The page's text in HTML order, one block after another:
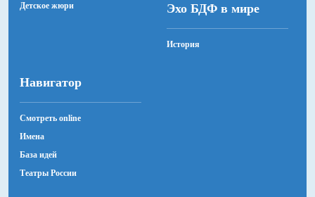
Детское жюри
Эхо БДФ в мире
История
Навигатор
Смотреть online
Имена
База идей
Театры России